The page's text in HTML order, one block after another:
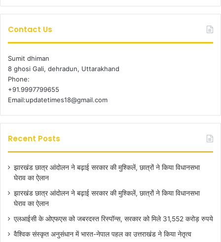
Contact Us
Sumit dhiman
8 ghosi Gali, dehradun, Uttarakhand
Phone:
+91.9997799655
Email:updatetimes18@gmail.com
Recent Posts
झारखंड छात्र आंदोलन ने बढ़ाई सरकार की मुश्किलें, छात्रों ने किया विधानसभा
घेराव का ऐलान
झारखंड छात्र आंदोलन ने बढ़ाई सरकार की मुश्किलें, छात्रों ने किया विधानसभा
घेराव का ऐलान
एलआईसी के ओएफएस को जबरदस्त रिस्पॉन्स, सरकार को मिले 31,552 करोड़ रुपये
वैश्विक संस्कृत अनुसंधान में भारत-नेपाल पहल का उत्तराखंड ने किया नेतृत्व